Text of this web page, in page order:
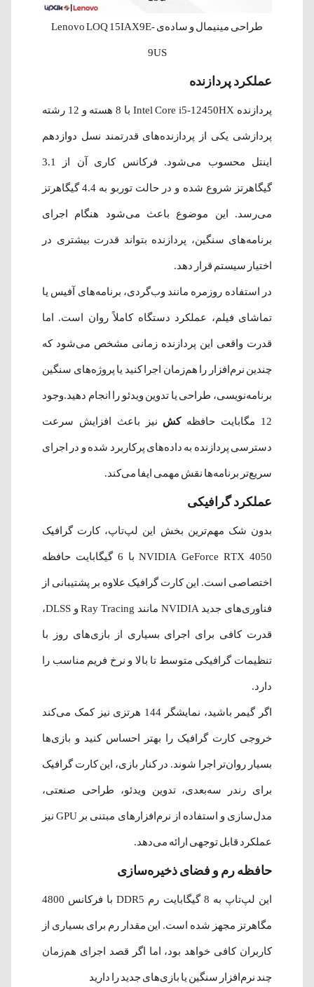
طراحی مینیمال و ساده‌ی Lenovo LOQ 15IAX9E-
9US
عملکرد پردازنده
پردازنده Intel Core i5-12450HX با 8 هسته و 12 رشته
پردازشی یکی از پردازنده‌های قدرتمند نسل دوازدهم
اینتل محسوب می‌شود. فرکانس کاری آن از 3.1
گیگاهرتز شروع شده و در حالت توربو به 4.4 گیگاهرتز
می‌رسد. این موضوع باعث می‌شود هنگام اجرای
برنامه‌های سنگین، پردازنده بتواند قدرت بیشتری در
اختیار سیستم قرار دهد.
در استفاده روزمره مانند وب‌گردی، برنامه‌های آفیس یا
تماشای فیلم، عملکرد دستگاه کاملاً روان است. اما
قدرت واقعی این پردازنده زمانی مشخص می‌شود که
چندین نرم‌افزار را هم‌زمان اجرا کنید یا پروژه‌های سنگین
برنامه‌نویسی، طراحی یا تدوین ویدئو را انجام دهید.وجود
12 مگابایت حافظه کش نیز باعث افزایش سرعت
دسترسی پردازنده به داده‌های پرکاربرد شده و در اجرای
سریع‌تر برنامه‌ها نقش مهمی ایفا می‌کند.
عملکرد گرافیکی
بدون شک مهم‌ترین بخش این لپ‌تاپ، کارت گرافیک
NVIDIA GeForce RTX 4050 با 6 گیگابایت حافظه
اختصاصی است. این کارت گرافیک علاوه بر پشتیبانی از
فناوری‌های جدید NVIDIA مانند Ray Tracing و DLSS،
قدرت کافی برای اجرای بسیاری از بازی‌های روز با
تنظیمات گرافیکی متوسط تا بالا و نرخ فریم مناسب را
دارد.
اگر گیمر باشید، نمایشگر 144 هرتزی نیز کمک می‌کند
خروجی کارت گرافیک را بهتر احساس کنید و بازی‌ها
بسیار روان‌تر اجرا شوند. در کنار بازی، این کارت گرافیک
برای رندر سه‌بعدی، تدوین ویدئو، طراحی صنعتی،
مدل‌سازی و استفاده از نرم‌افزارهای مبتنی بر GPU نیز
عملکرد قابل توجهی ارائه می‌دهد.
حافظه رم و فضای ذخیره‌سازی
این لپ‌تاپ به 8 گیگابایت رم DDR5 با فرکانس 4800
مگاهرتز مجهز شده است. این مقدار رم برای بسیاری از
کاربران کافی خواهد بود، اما اگر قصد اجرای هم‌زمان
چند نرم‌افزار سنگین یا بازی‌های جدید را دارید